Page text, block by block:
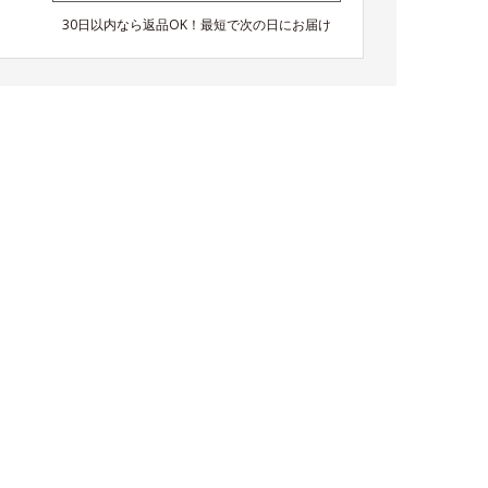
30日以内なら返品OK！最短で次の日にお届け